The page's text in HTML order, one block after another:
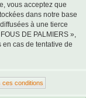
vous acceptez que
dans notre base
à une tierce
DE PALMIERS »,
cas de tentative de